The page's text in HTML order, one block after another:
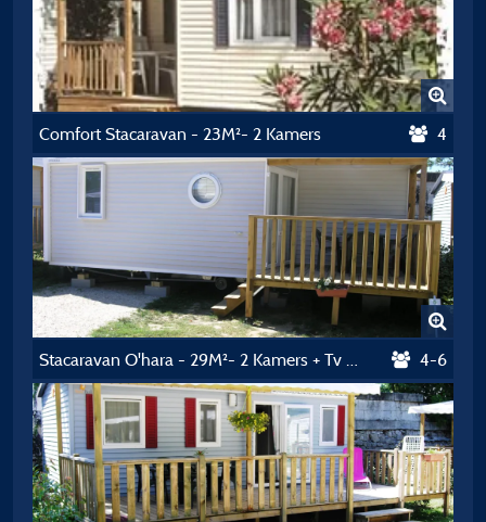
Comfort Stacaravan - 23M²- 2 Kamers 4
Stacaravan O'hara - 29M²- 2 Kamers + Tv + Airconditioning 4-6